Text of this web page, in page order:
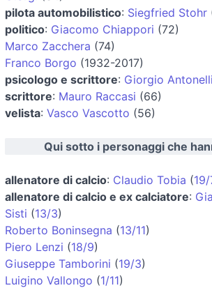
pilota automobilistico: Siegfried Stohr
politico: Giacomo Chiappori (72)
Marco Zacchera (74)
Franco Borgo (1932-2017)
psicologo e scrittore: Giorgio Antonelli
scrittore: Mauro Raccasi (66)
velista: Vasco Vascotto (56)
Qui sotto i personaggi che
allenatore di calcio: Claudio Tobia (
allenatore di calcio e ex calciatore:
Sisti (13/3)
Roberto Boninsegna (13/11)
Piero Lenzi (18/9)
Giuseppe Tamborini (19/3)
Luigino Vallongo (1/11)